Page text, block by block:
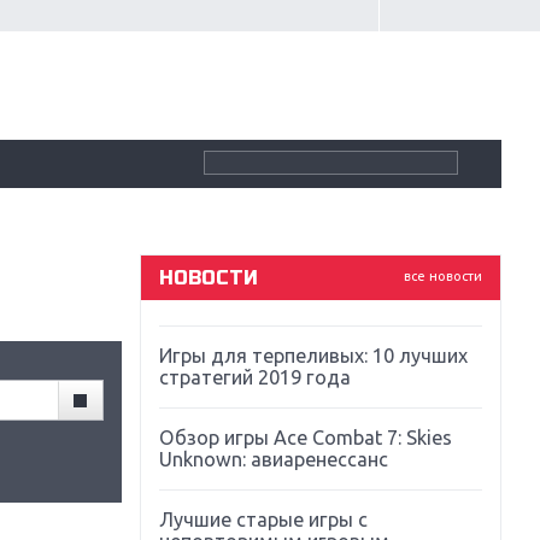
все новости
НОВОСТИ
Souls
Far Cry 5: хвалить нельзя ругать
Игры для терпеливых: 10 лучших
стратегий 2019 года
Обзор игры Ace Combat 7: Skies
Unknown: авиаренессанс
Лучшие старые игры с